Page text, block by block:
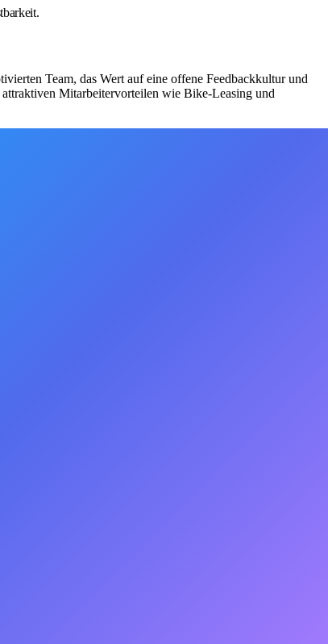
Team, das Wert auf eine offene Feedbackkultur und
Mitarbeitervorteilen wie Bike-Leasing und